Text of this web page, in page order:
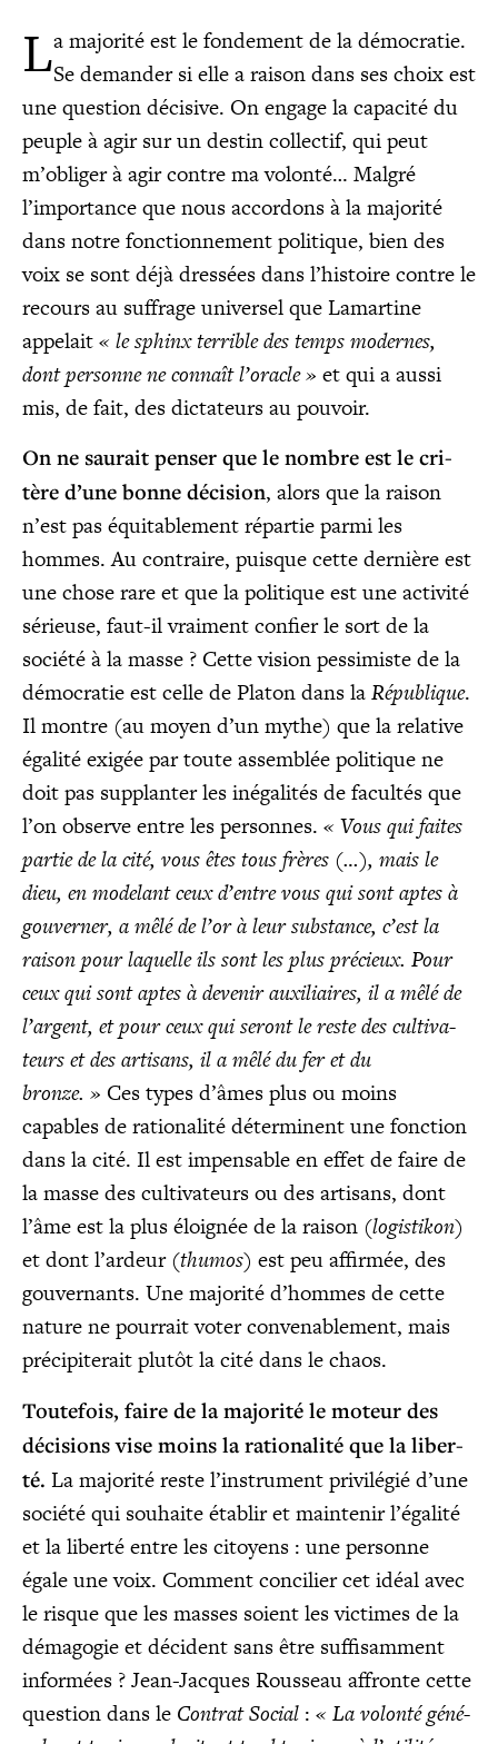
La majo­ri­té est le fon­de­ment de la démo­cra­tie.
Se deman­der si elle a rai­son dans ses choix est
une ques­tion déci­sive. On engage la capa­ci­té du
peuple à agir sur un des­tin col­lec­tif, qui peut
m’obliger à agir contre ma volon­té… Mal­gré
l’importance que nous accor­dons à la majo­ri­té
dans notre fonc­tion­ne­ment poli­tique, bien des
voix se sont déjà dres­sées dans l’histoire contre le
recours au suf­frage uni­ver­sel que Lamar­tine
appe­lait« le sphinx ter­rible des temps modernes,
dont per­sonne ne connaît l’oracle » et qui a aus­si
mis, de fait, des dic­ta­teurs au pouvoir.
On ne sau­rait pen­ser que le nombre est le cri­
tère d’une bonne déci­sion, alors que la rai­son
n’est pas équi­ta­ble­ment répar­tie par­mi les
hommes. Au contraire, puisque cette der­nière est
une chose rare et que la poli­tique est une acti­vi­té
sérieuse, faut-il vrai­ment confier le sort de la
socié­té à la masse ? Cette vision pes­si­miste de la
démo­cra­tie est celle de Pla­ton dans laRépu­blique.
Il montre (au moyen d’un mythe) que la rela­tive
éga­li­té exi­gée par toute assem­blée poli­tique ne
doit pas sup­plan­ter les inéga­li­tés de facul­tés que
l’on observe entre les per­sonnes. « Vous qui faites
par­tie de la cité, vous êtes tous frères (…), mais le
dieu, en mode­lant ceux d’entre vous qui sont aptes à
gou­ver­ner, a mêlé de l’or à leur sub­stance, c’est la
rai­son pour laquelle ils sont les plus pré­cieux. Pour
ceux qui sont aptes à deve­nir auxi­liaires, il a mêlé de
l’argent, et pour ceux qui seront le reste des culti­va­
teurs et des arti­sans, il a mêlé du fer et du
bronze. » Ces types d’âmes plus ou moins
capables de ratio­na­li­té déter­minent une fonc­tion
dans la cité. Il est impen­sable en effet de faire de
la masse des culti­va­teurs ou des arti­sans, dont
l’âme est la plus éloi­gnée de la rai­son (logis­ti­kon)
et dont l’ardeur (thu­mos) est peu affir­mée, des
gou­ver­nants. Une majo­ri­té d’hommes de cette
nature ne pour­rait voter conve­na­ble­ment, mais
pré­ci­pi­te­rait plu­tôt la cité dans le chaos.
Tou­te­fois, faire de la majo­ri­té le moteur des
déci­sions vise moins la ratio­na­li­té que la liber­
té. La majo­ri­té reste l’instrument pri­vi­lé­gié d’une
socié­té qui sou­haite éta­blir et main­te­nir l’égalité
et la liber­té entre les citoyens : une per­sonne
égale une voix. Com­ment conci­lier cet idéal avec
le risque que les masses soient les vic­times de la
déma­go­gie et décident sans être suf­fi­sam­ment
infor­mées ? Jean-Jacques Rous­seau affronte cette
ques­tion dans le Contrat Social : « La volon­té géné­